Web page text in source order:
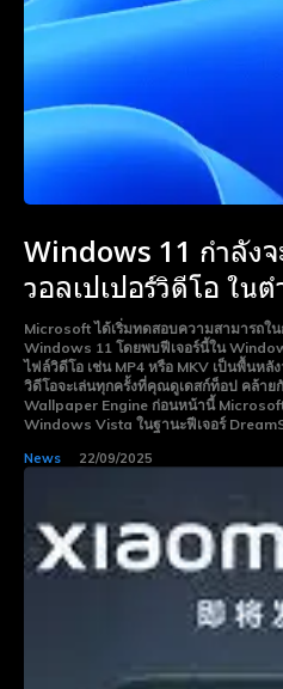
Subscribe now
To access
Subscribe now
To access
Windows 11 กำลังจ
วอลเปเปอร์วิดีโอ ใน
Microsoft ได้เริ่มทดสอบความสามารถใน
Windows 11 โดยพบฟีเจอร์นี้ใน
ไฟล์วิดีโอ เช่น MP4 หรือ MKV เป็นพื้นหลั
วิดีโอจะเล่นทุกครั้งที่คุณดูเดสก์ท็อป คล้าย
Wallpaper Engine ก่อนหน้านี้ Microsoft
Windows Vista ในฐานะฟีเจอร์
News 22/09/2025